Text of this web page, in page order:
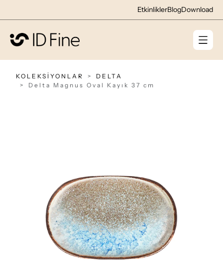
EtkinliklerBlogDownload
KOLEKSİYONLAR
DELTA
Delta Magnus Oval Kayık 37 cm